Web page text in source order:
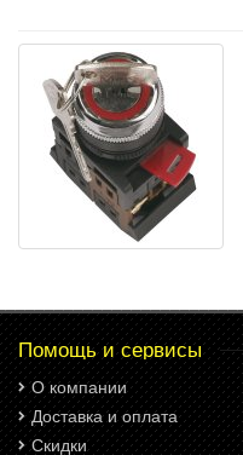
Помощь и сервисы
О компании
Доставка и оплата
Скидки